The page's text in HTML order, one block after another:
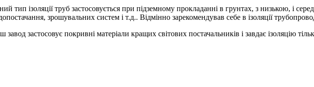
тип ізоляції труб застосовується при підземному прокладанні в грунтах, з низькою, і
зрошувальних систем і т.д.. Відмінно зарекомендував себе в ізоляції
завод застосовує покривні матеріали кращих світових постачальників і завдає ізоляцію